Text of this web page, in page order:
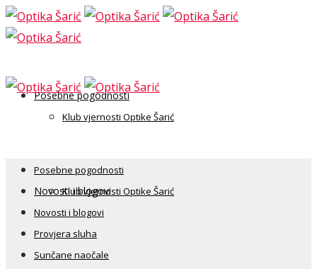
Posebne pogodnosti
Klub vjernosti Optike Šarić
Novosti i blogovi
Posebne pogodnosti
Klub vjernosti Optike Šarić
Novosti i blogovi
Provjera sluha
Sunčane naočale